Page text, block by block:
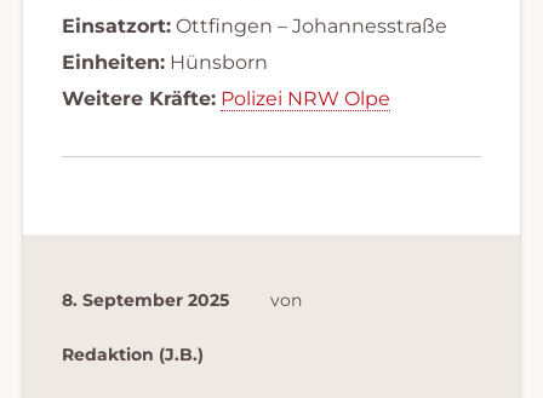
Einsatzort:Ottfingen – Johannesstraße
Einheiten:Hünsborn
Weitere Kräfte: Polizei NRW Olpe
8. September 2025 von
Redaktion (J.B.)